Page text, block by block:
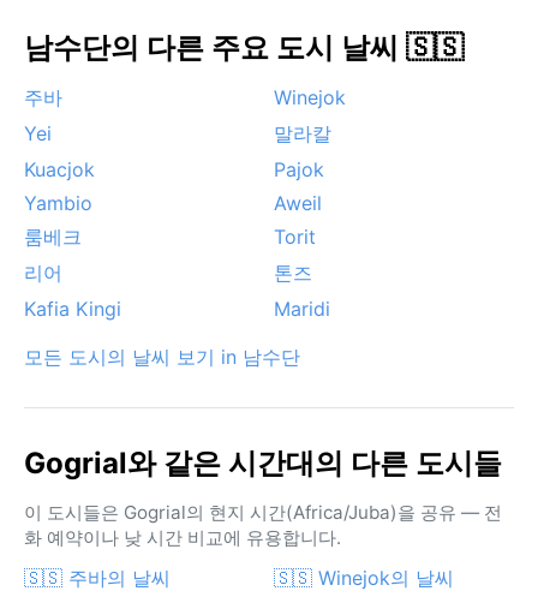
지역은 침수되기도 한다. 우기가 절정에 달하면 강한 소
나기가 순식간에 쏟아졌다 그치기를 반복한다. 건기 말인
3~4월은 가장 덥고 먼지가 심해 호흡기에 주의해야 한
다. 남수단 내전의 여파로 치안이 불안정한 시기가 있었
추세다.
남수단의 다른 주요 도시 날씨 🇸🇸
주바
Winejok
Yei
말라칼
Kuacjok
Pajok
Yambio
Aweil
룸베크
Torit
리어
톤즈
Kafia Kingi
Maridi
모든 도시의 날씨 보기 in 남수단
Gogrial와 같은 시간대의 다른 도시들
이 도시들은 Gogrial의 현지 시간(Africa/Juba)을 공유 — 전
화 예약이나 낮 시간 비교에 유용합니다.
🇸🇸 주바의 날씨 🇸🇸 Winejok의 날씨